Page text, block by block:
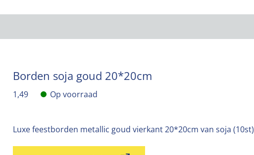
Borden soja goud 20*20cm
1,49 Op voorraad
Luxe feestborden metallic goud vierkant 20*20cm van soja (10st)